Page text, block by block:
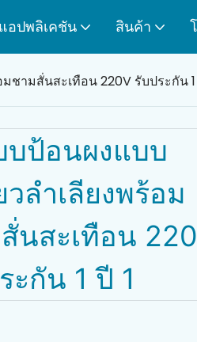
แอปพลิเคชัน สินค้า
ชามสั่นสะเทือน 220V รับประกัน